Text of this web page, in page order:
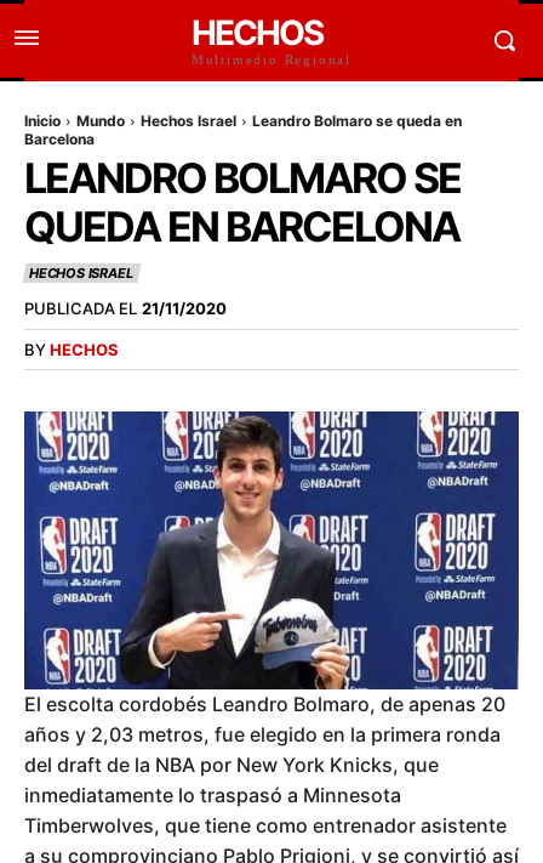
HECHOS
Multimedio Regional
Inicio Mundo Hechos Israel
Leandro Bolmaro se queda en
Barcelona
LEANDRO BOLMARO SE
QUEDA EN BARCELONA
HECHOS ISRAEL
PUBLICADA EL 21/11/2020
BYHECHOS
El escolta cordobés Leandro Bolmaro, de apenas 20
años y 2,03 metros, fue elegido en la primera ronda
del draft de la NBA por New York Knicks, que
inmediatamente lo traspasó a Minnesota
Timberwolves, que tiene como entrenador asistente
a su comprovinciano Pablo Prigioni, y se convirtió así